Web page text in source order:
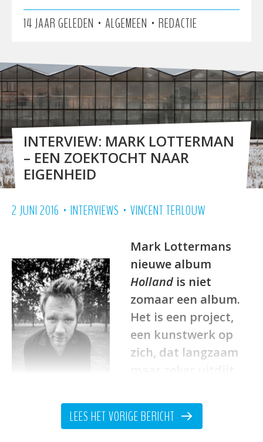
14 JAAR GELEDEN • ALGEMEEN • REDACTIE
INTERVIEW: MARK LOTTERMAN
– EEN ZOEKTOCHT NAAR
EIGENHEID
2 JUNI 2016 • INTERVIEWS • VINCENT TERLOUW
Mark Lottermans
nieuwe album
Holland is niet
zomaar een album.
Het is een project,
een kunstwerk op
zich, dat langzaam
fotografen,
kunstenaars en ‘echt
LEES HET VORIGE BERICHT